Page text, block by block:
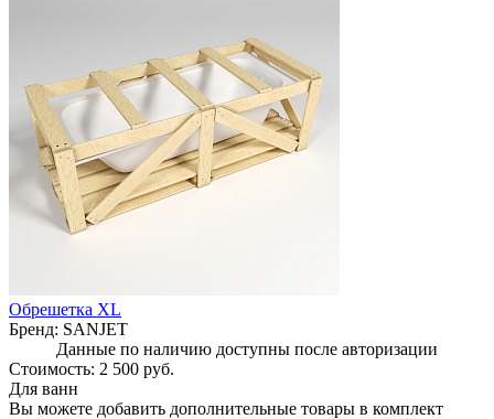
Обрешетка XL
Бренд: SANJET
Данные по наличию доступны после авторизации
Стоимость: 2 500 руб.
Для ванн
Вы можете добавить дополнительные товары в комплект